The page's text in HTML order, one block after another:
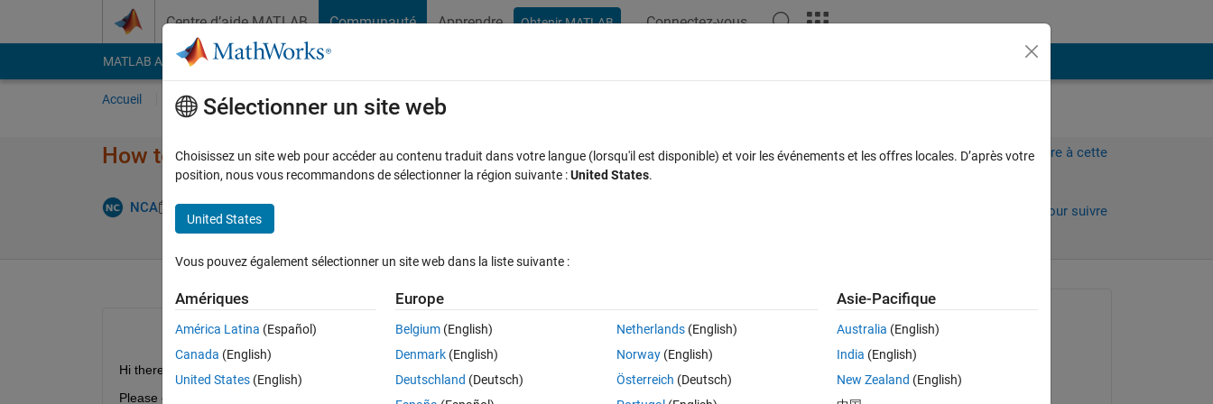
Centre d’aide MATLAB Communauté Apprendre Obtenir MATLAB Connectez-vous
MATLAB Answers File Exchange Cody
Accueil Poser une question Parcourir
How to read multiple .spc files
NCA 1 Juin 2021 2 Réponses
Connectez-vous pour répondre à cette
Connectez-vous pour suivre
Hi there
Please can someone help me with this
NCA
le 1 Juin 2021
Sélectionner un site web
Choisissez un site web pour accéder au contenu traduit dans votre langue (lorsqu'il est disponible) et voir les événements et les offres locales. D’après votre
position, nous vous recommandons de sélectionner la région suivante :United States.
United States
Vous pouvez également sélectionner un site web dans la liste suivante :
Amériques
América Latina (Español)
Canada (English)
United States (English)
Europe
Belgium (English)
Denmark (English)
Deutschland (Deutsch)
Netherlands(English)
Norway(English)
Österreich (Deutsch)
Asie-Pacifique
Australia (English)
India (English)
New Zealand (English)